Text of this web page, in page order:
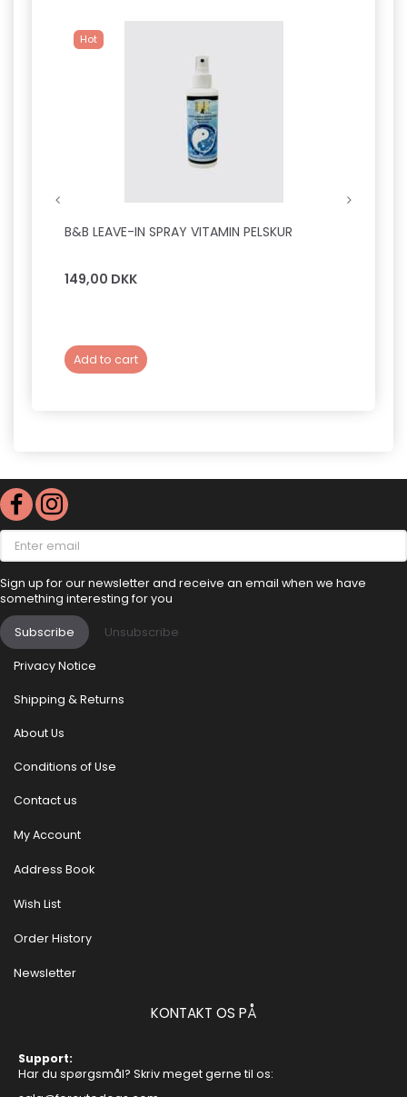
Hot
B&B LEAVE-IN SPRAY VITAMIN PELSKUR
149,00 DKK
Add to cart
Enter
email
Sign up for our newsletter and receive an email when we have
something interesting for you
Subscribe Unsubscribe
Privacy Notice
Shipping & Returns
About Us
Conditions of Use
Contact us
My Account
Address Book
Wish List
Order History
Newsletter
KONTAKT OS PÅ
Support:
Har du spørgsmål? Skriv meget gerne til os: